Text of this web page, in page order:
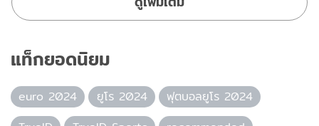
แท็กยอดนิยม
euro 2024 ยูโร 2024
ฟุตบอลยูโร 2024